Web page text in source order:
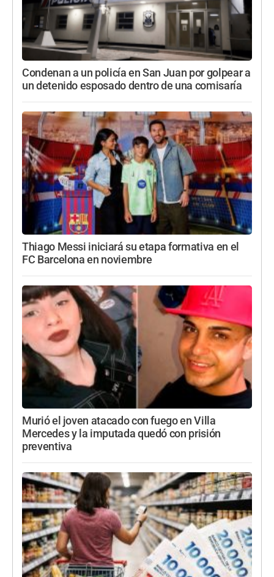
Condenan a un policía en San Juan por golpear a
un detenido esposado dentro de una comisaría
Thiago Messi iniciará su etapa formativa en el
FC Barcelona en noviembre
Murió el joven atacado con fuego en Villa
Mercedes y la imputada quedó con prisión
preventiva